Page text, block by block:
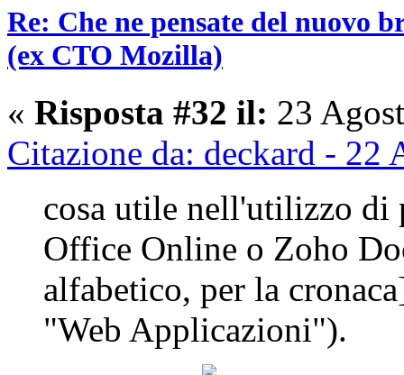
Re: Che ne pensate del nuovo
(ex CTO Mozilla)
« Risposta #32 il: 23
Citazione da: deckard - 22
cosa utile nell'utilizzo di
Office Online o Zoho
alfabetico, per la
"Web Applicazioni").